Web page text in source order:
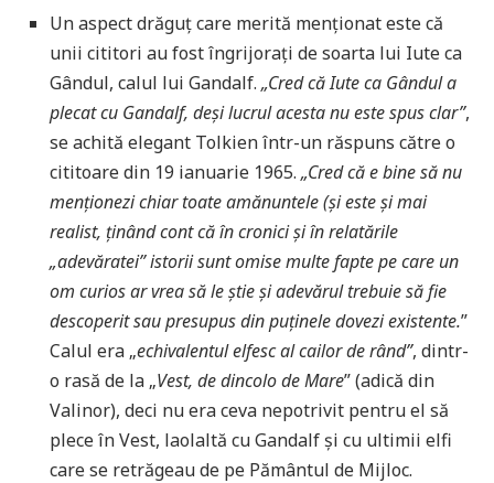
Un aspect drăguț care merită menționat este că
unii cititori au fost îngrijorați de soarta lui Iute ca
Gândul, calul lui Gandalf. „Cred că Iute ca Gândul a
plecat cu Gandalf, deși lucrul acesta nu este spus clar”,
se achită elegant Tolkien într-un răspuns către o
cititoare din 19 ianuarie 1965. „Cred că e bine să nu
menționezi chiar toate amănuntele (și este și mai
realist, ținând cont că în cronici și în relatările
„adevăratei” istorii sunt omise multe fapte pe care un
om curios ar vrea să le știe și adevărul trebuie să fie
descoperit sau presupus din puținele dovezi existente.”
Calul era „echivalentul elfesc al cailor de rând”, dintr-
o rasă de la „Vest, de dincolo de Mare” (adică din
Valinor), deci nu era ceva nepotrivit pentru el să
plece în Vest, laolaltă cu Gandalf și cu ultimii elfi
care se retrăgeau de pe Pământul de Mijloc.